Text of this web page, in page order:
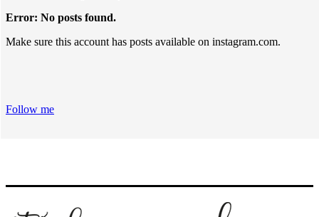
Error: No posts found.
Make sure this account has posts available on instagram.com.
Follow me